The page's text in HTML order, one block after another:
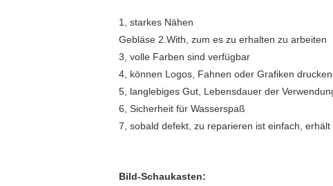
1, starkes Nähen
Gebläse 2.With, zum es zu erhalten zu arbeiten
3, volle Farben sind verfügbar
4, können Logos, Fahnen oder Grafiken drucken
5, langlebiges Gut, Lebensdauer der
6, Sicherheit für Wasserspaß
7, sobald defekt, zu reparieren ist einfach,
Bild-Schaukasten: